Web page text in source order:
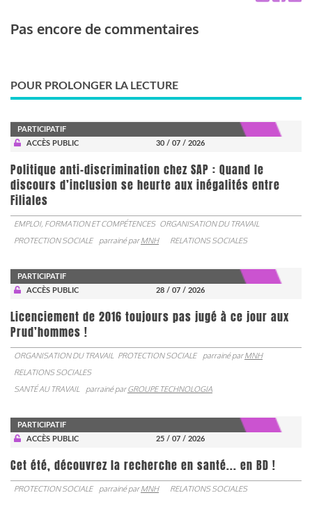
Pas encore de commentaires
POUR PROLONGER LA LECTURE
PARTICIPATIF
ACCÈS PUBLIC
30 / 07 / 2026
Politique anti-discrimination chez SAP : Quand le
discours d’inclusion se heurte aux inégalités entre
Filiales
EMPLOI, FORMATION ET COMPÉTENCES ORGANISATION DU TRAVAIL
PROTECTION SOCIALE
parrainé parMNH RELATIONS SOCIALES
PARTICIPATIF
ACCÈS PUBLIC
28 / 07 / 2026
Licenciement de 2016 toujours pas jugé à ce jour aux
Prud’hommes !
ORGANISATION DU TRAVAIL PROTECTION SOCIALE parrainé parMNH
RELATIONS SOCIALES
SANTÉ AU TRAVAIL
parrainé parGROUPE TECHNOLOGIA
PARTICIPATIF
ACCÈS PUBLIC
25 / 07 / 2026
Cet été, découvrez la recherche en santé... en BD !
PROTECTION SOCIALE parrainé parMNH RELATIONS SOCIALES